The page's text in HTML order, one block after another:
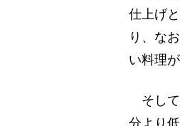
仕上げ
り、な
い料理
そして